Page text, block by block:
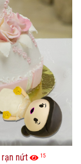
rạn nứt 15